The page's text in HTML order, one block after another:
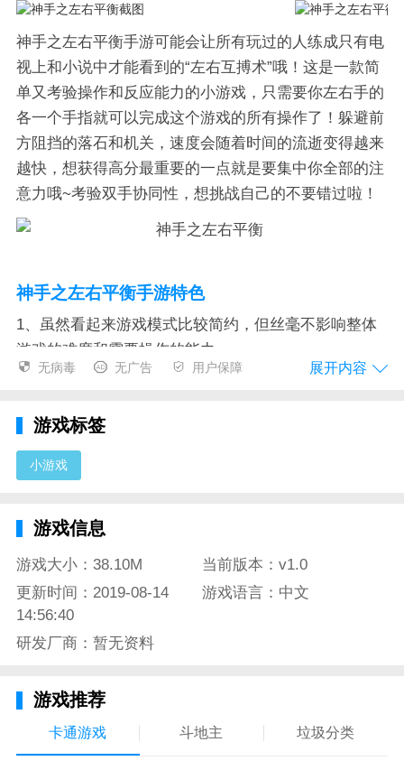
神手之左右平衡手游可能会让所有玩过的人练成只有电
视上和小说中才能看到的“左右互搏术”哦！这是一款简
单又考验操作和反应能力的小游戏，只需要你左右手的
各一个手指就可以完成这个游戏的所有操作了！躲避前
方阻挡的落石和机关，速度会随着时间的流逝变得越来
越快，想获得高分最重要的一点就是要集中你全部的注
意力哦~考验双手协同性，想挑战自己的不要错过啦！
神手之左右平衡手游特色
1、虽然看起来游戏模式比较简约，但丝毫不影响整体
游戏的难度和需要操作的能力。
3、简单的玩法只需要两根手指就可以轻松锻炼你的协
调和反应能力，还可以自定义设置地图挑战个人能力极
神手之左右平衡手游测评
小编简直是被这款游戏虐到停不下来，玩了失败了还想
继续重新开始的感觉相信大家一定会在这款游戏中体验
到。或许这就是爱之深，恨之切吧...如果你的搜集屏幕
足够大，又想让游戏变得简单一点，也是和朋友一起合
无病毒 无广告 用户保障 展开内容
游戏标签
小游戏
游戏信息
游戏大小：38.10M
当前版本：v1.0
更新时间：2019-08-14
14:56:40
游戏语言：中文
研发厂商：暂无资料
游戏推荐
卡通游戏 斗地主 垃圾分类